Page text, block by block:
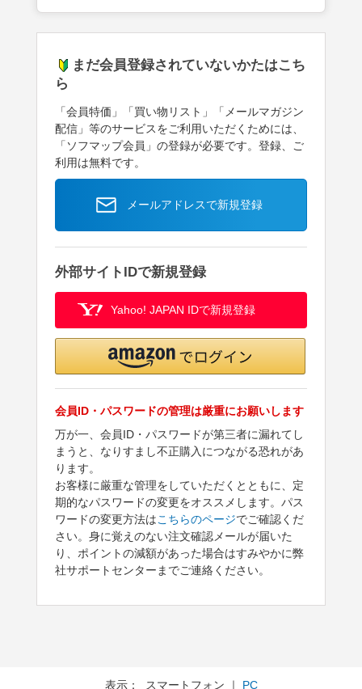
まだ会員登録されていないかたはこち
ら
「会員特価」「買い物リスト」「メールマガジン
配信」等のサービスをご利用いただくためには、
「ソフマップ会員」の登録が必要です。登録、ご
利用は無料です。
メールアドレスで新規登録
外部サイトIDで新規登録
Yahoo! JAPAN IDで新規登録
会員ID・パスワードの管理は厳重にお願いします
万が一、会員ID・パスワードが第三者に漏れてし
まうと、なりすまし不正購入につながる恐れがあ
ります。
お客様に厳重な管理をしていただくとともに、定
期的なパスワードの変更をオススメします。パス
ワードの変更方法はこちらのページでご確認くだ
さい。身に覚えのない注文確認メールが届いた
り、ポイントの減額があった場合はすみやかに弊
社サポートセンターまでご連絡ください。
表示： スマートフォン ｜ PC